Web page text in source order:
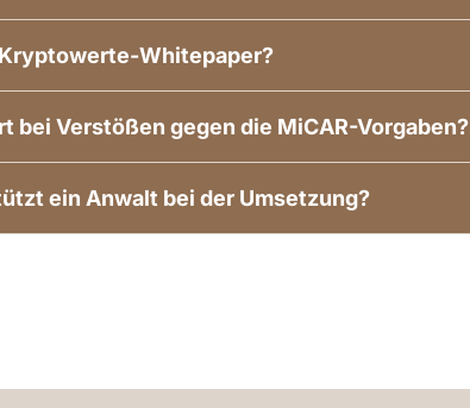
Whitepaper?
bei Verstößen gegen die MiCAR-Vorgaben?
ein Anwalt bei der Umsetzung?